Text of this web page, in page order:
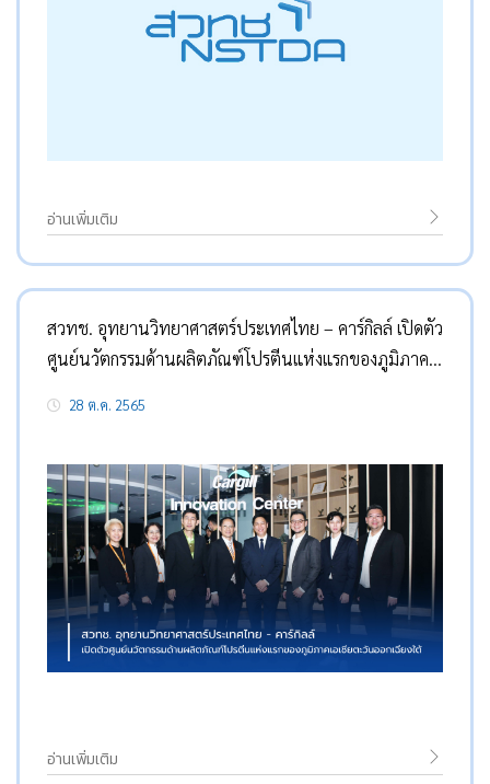
อ่านเพิ่มเติม
สวทช. อุทยานวิทยาศาสตร์ประเทศไทย – คาร์กิลล์ เปิดตัว
ศูนย์นวัตกรรมด้านผลิตภัณฑ์โปรตีนแห่งแรกของภูมิภาค
28 ต.ค. 2565
อ่านเพิ่มเติม